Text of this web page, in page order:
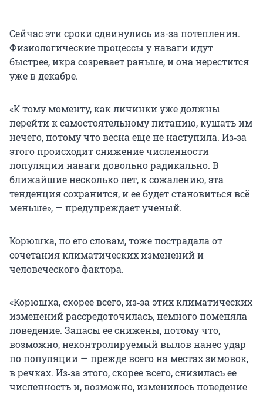
Сейчас эти сроки сдвинулись из-за потепления.
Физиологические процессы у наваги идут
быстрее, икра созревает раньше, и она нерестится
уже в декабре.
«К тому моменту, как личинки уже должны
перейти к самостоятельному питанию, кушать им
нечего, потому что весна еще не наступила. Из‑за
этого происходит снижение численности
популяции наваги довольно радикально. В
ближайшие несколько лет, к сожалению, эта
тенденция сохранится, и ее будет становиться всё
меньше», — предупреждает ученый.
Корюшка, по его словам, тоже пострадала от
сочетания климатических изменений и
человеческого фактора.
«Корюшка, скорее всего, из‑за этих климатических
изменений рассредоточилась, немного поменяла
поведение. Запасы ее снижены, потому что,
возможно, неконтролируемый вылов нанес удар
по популяции — прежде всего на местах зимовок,
в речках. Из‑за этого, скорее всего, снизилась ее
численность и, возможно, изменилось поведение